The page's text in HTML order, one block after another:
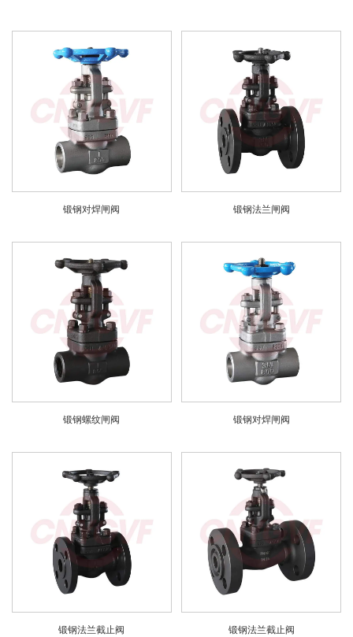
锻钢对焊闸阀 锻钢法兰闸阀
锻钢螺纹闸阀 锻钢对焊闸阀
锻钢法兰截止阀 锻钢法兰截止阀